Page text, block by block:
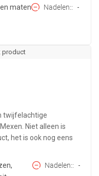
maten Nadelen: -
product
twijfelachtige
Niet alleen is
het is ook nog eens
Nadelen: -